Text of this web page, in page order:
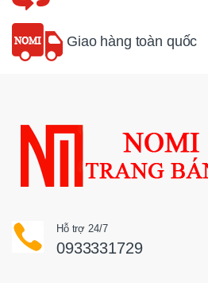
Giao hàng toàn quốc
Hỗ trợ 24/7
0933331729